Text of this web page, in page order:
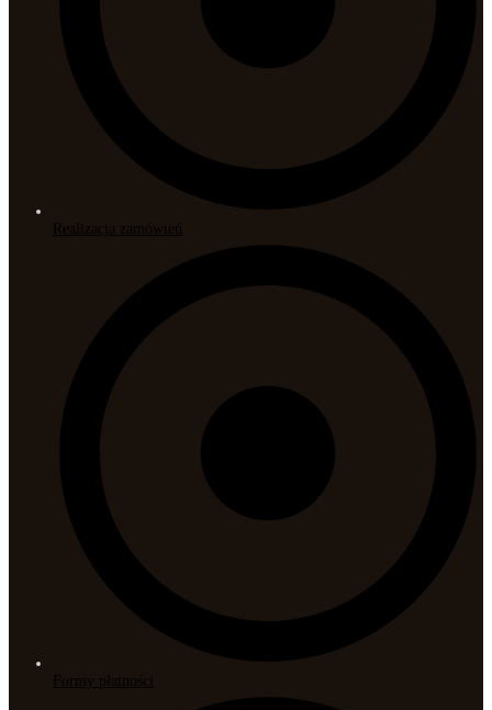
Realizacja zamówień
Formy płatności